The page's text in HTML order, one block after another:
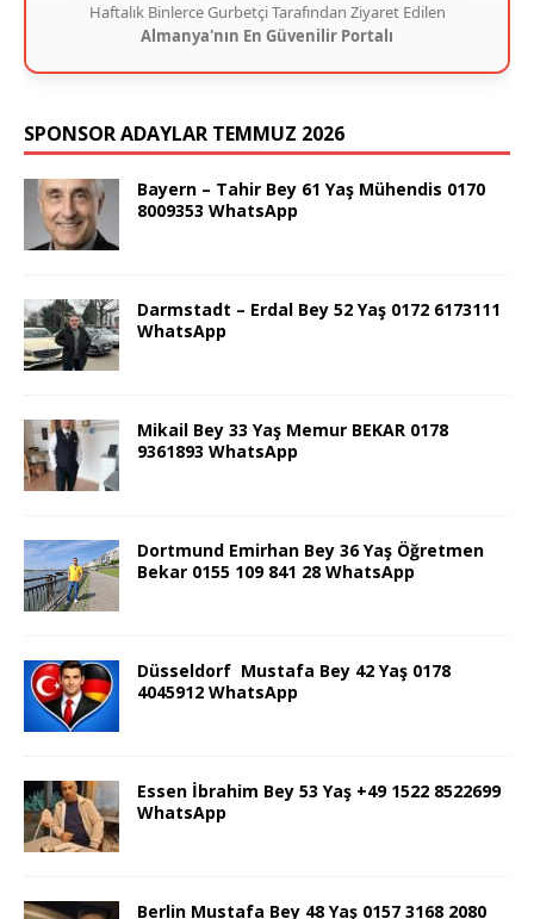
Haftalık Binlerce Gurbetçi Tarafından Ziyaret Edilen
Almanya'nın En Güvenilir Portalı
SPONSOR ADAYLAR TEMMUZ 2026
Bayern – Tahir Bey 61 Yaş Mühendis 0170
8009353 WhatsApp
Darmstadt – Erdal Bey 52 Yaş 0172 6173111
WhatsApp
Mikail Bey 33 Yaş Memur BEKAR 0178
9361893 WhatsApp
Dortmund Emirhan Bey 36 Yaş Öğretmen
Bekar 0155 109 841 28 WhatsApp
Düsseldorf Mustafa Bey 42 Yaş 0178
4045912 WhatsApp
Essen İbrahim Bey 53 Yaş +49 1522 8522699
WhatsApp
Berlin Mustafa Bey 48 Yaş 0157 3168 2080